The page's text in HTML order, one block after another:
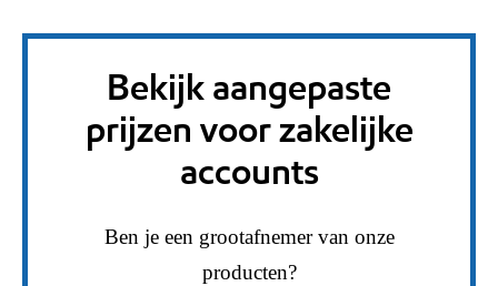
Bekijk aangepaste
prijzen voor zakelijke
accounts
Ben je een grootafnemer van onze
producten?